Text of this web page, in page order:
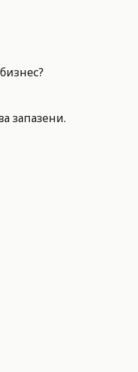
запазени.